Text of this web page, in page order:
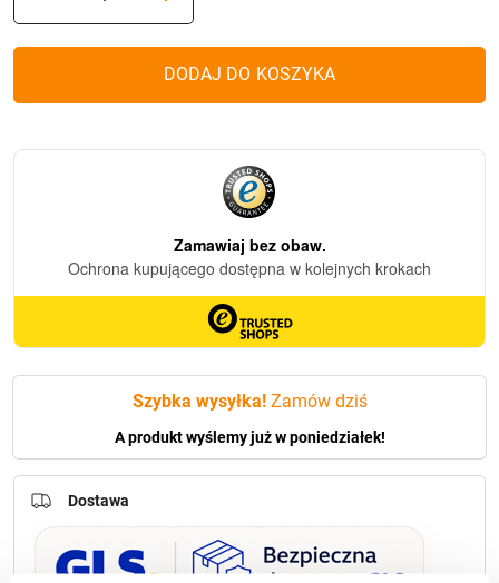
Dostawa
Szybka wysyłka!Zamów dziś
A produkt wyślemy już w poniedziałek!
Zestaw
Prima1
DODAJ DO KOSZYKA